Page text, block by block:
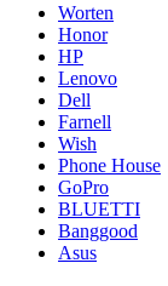
Worten
Honor
HP
Lenovo
Dell
Farnell
Wish
Phone House
GoPro
BLUETTI
Banggood
Asus